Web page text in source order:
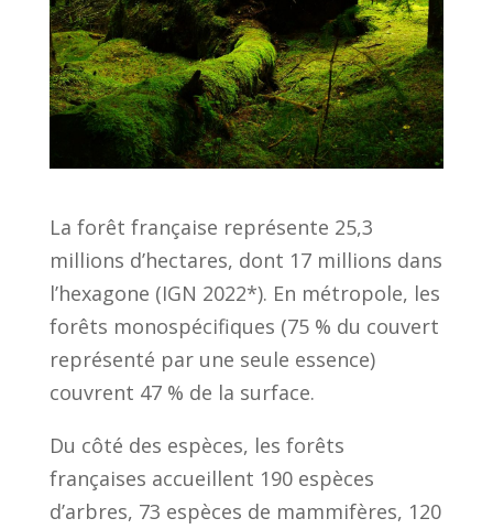
La forêt française représente 25,3
millions d’hectares, dont 17 millions dans
l’hexagone (IGN 2022*). En métropole, les
forêts monospécifiques (75 % du couvert
représenté par une seule essence)
couvrent 47 % de la surface.
Du côté des espèces, les forêts
françaises accueillent 190 espèces
d’arbres, 73 espèces de mammifères, 120